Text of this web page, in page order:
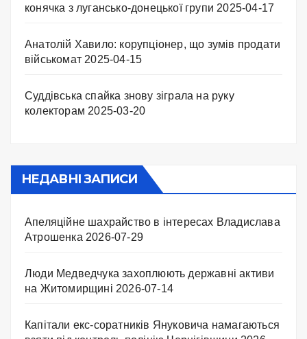
конячка з лугансько-донецької групи 2025-04-17
Анатолій Хавило: корупціонер, що зумів продати
військомат 2025-04-15
Суддівська спайка знову зіграла на руку
колекторам 2025-03-20
НЕДАВНІ ЗАПИСИ
Апеляційне шахрайство в інтересах Владислава
Атрошенка 2026-07-29
Люди Медведчука захоплюють державні активи
на Житомирщині 2026-07-14
Капітали екс-соратників Януковича намагаються